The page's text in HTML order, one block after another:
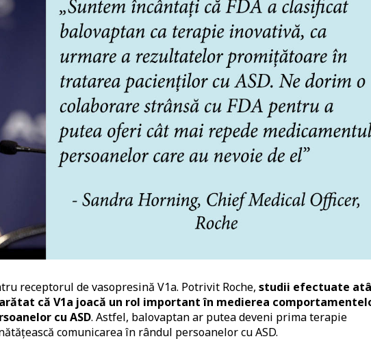
receptorul de vasopresină V1a. Potrivit Roche, studii efectuate
că V1a joacă un rol important în medierea
cu ASD. Astfel, balovaptan ar putea deveni prima terapie
comunicarea în rândul persoanelor cu ASD.